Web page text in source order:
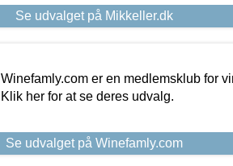
Se udvalget på Mikkeller.dk
Winefamly.com er en medlemsklub for
Klik her for at se deres udvalg.
Se udvalget på Winefamly.com